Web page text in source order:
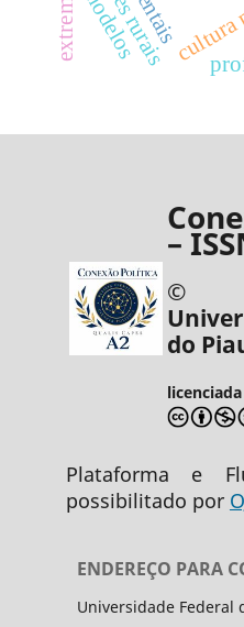
modelos
–
©
do
Plataforma e
possibilitado por
ENDEREÇO PARA
Universidade Federal